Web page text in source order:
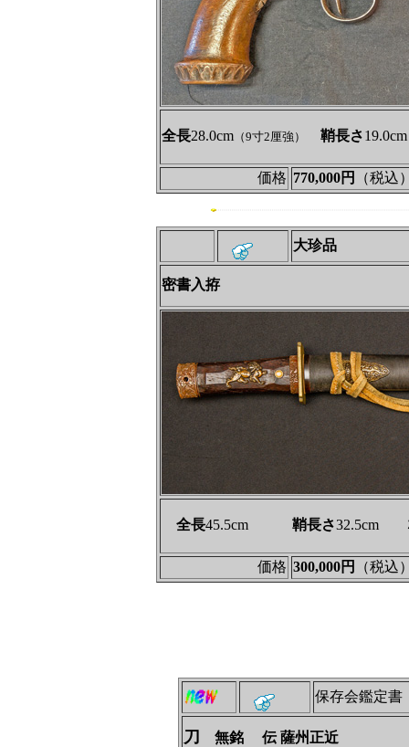
全長28.0cm （9寸2厘強） 鞘長さ19.0cm
価格 770,000円 （税込
大珍品
密書入拵
全長45.5cm 鞘長さ32.5cm
価格 300,000円 （税込
保存会鑑定書
刀 無銘 伝 薩州正近